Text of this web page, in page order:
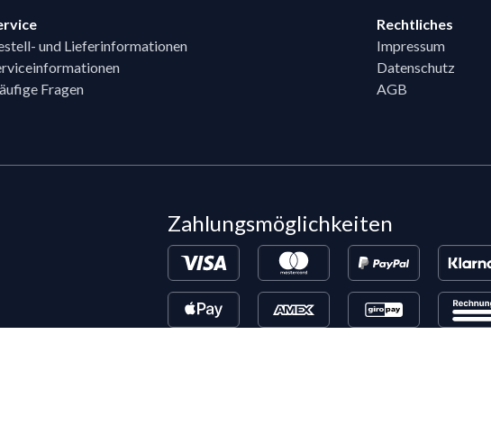
und Lieferinformationen
Fragen
Rechtliches
Impressum
Datenschutz
AGB
Zahlungsmöglichkeiten